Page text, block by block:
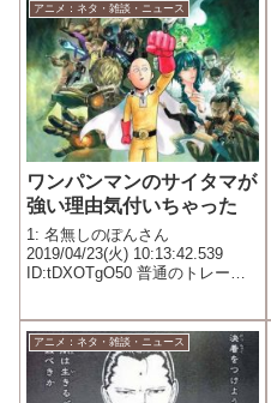
アニメ：ネタ・雑談・ニュース
ワンパンマンのサイタマが
強い理由気付いちゃった
1: 名無しのぽんさん
2019/04/23(火) 10:13:42.539
ID:tDXOTgO50 普通のトレーニ
が乗り移ったから ブラストが居
なくなったのも説明がつく ワン
パン...
アニメ：ネタ・雑談・ニュース